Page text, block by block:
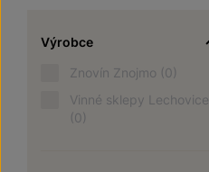
Výrobce
Znovín Znojmo (0)
Vinné sklepy Lechovice
(0)